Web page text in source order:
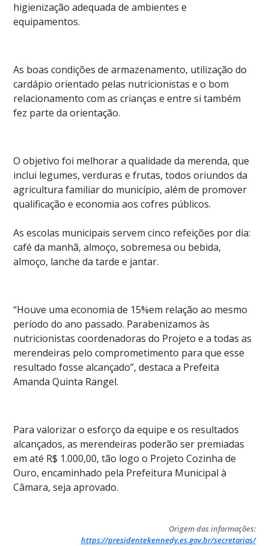
higienização adequada de ambientes e
equipamentos.
As boas condições de armazenamento, utilização do
cardápio orientado pelas nutricionistas e o bom
relacionamento com as crianças e entre si também
fez parte da orientação.
O objetivo foi melhorar a qualidade da merenda, que
inclui legumes, verduras e frutas, todos oriundos da
agricultura familiar do município, além de promover
qualificação e economia aos cofres públicos.
As escolas municipais servem cinco refeições por dia:
café da manhã, almoço, sobremesa ou bebida,
almoço, lanche da tarde e jantar.
“Houve uma economia de 15%em relação ao mesmo
período do ano passado. Parabenizamos às
nutricionistas coordenadoras do Projeto e a todas as
merendeiras pelo comprometimento para que esse
resultado fosse alcançado”, destaca a Prefeita
Amanda Quinta Rangel.
Para valorizar o esforço da equipe e os resultados
alcançados, as merendeiras poderão ser premiadas
em até R$ 1.000,00, tão logo o Projeto Cozinha de
Ouro, encaminhado pela Prefeitura Municipal à
Câmara, seja aprovado.
Origem das informações:
https://presidentekennedy.es.gov.br/secretarias/